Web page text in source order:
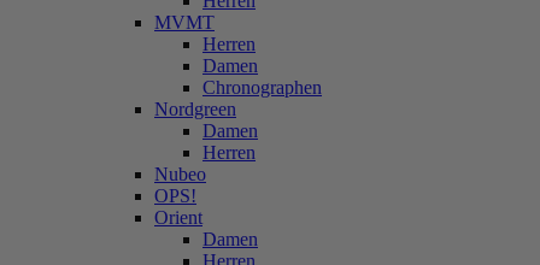
MVMT
Herren
Damen
Chronographen
Nordgreen
Damen
Herren
Nubeo
OPS!
Orient
Damen
Herren